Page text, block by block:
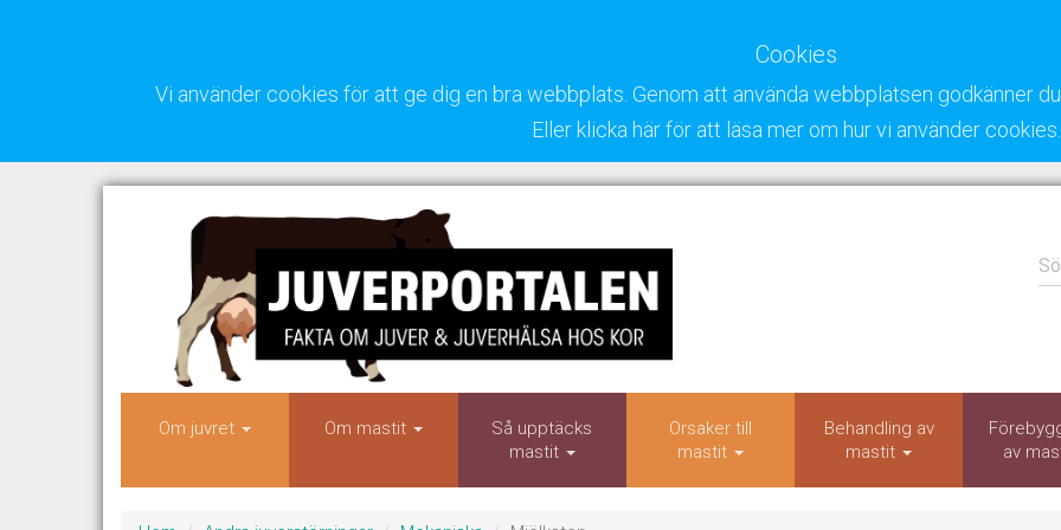
Cookies
Vi använder cookies för att ge dig en bra webbplats. Genom att använda webbplatsen godkänner
Eller klicka här för att läsa mer om hur vi använder cookies.
Om juvret Om mastit
Så upptäcks
mastit
Orsaker till
mastit
Behandling av
mastit
av